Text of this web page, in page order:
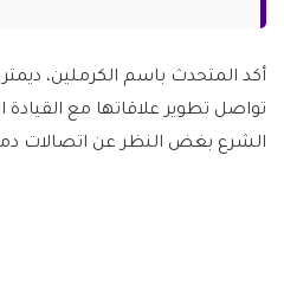
أكد المتحدث باسم الكرملين،
تواصل تطوير علاقاتها مع القيادة
الشرع بغض النظر عن اتصالات